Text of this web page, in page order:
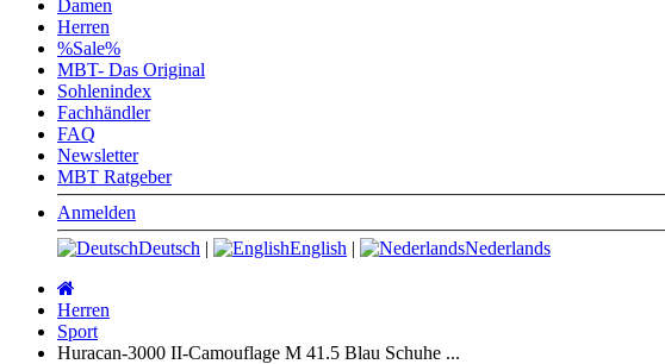
Damen
Herren
%Sale%
MBT- Das Original
Sohlenindex
Fachhändler
FAQ
Newsletter
MBT Ratgeber
Anmelden
Deutsch | English |
Nederlands
Herren
Sport
Huracan-3000 II-Camouflage M 41.5 Blau Schuhe ...